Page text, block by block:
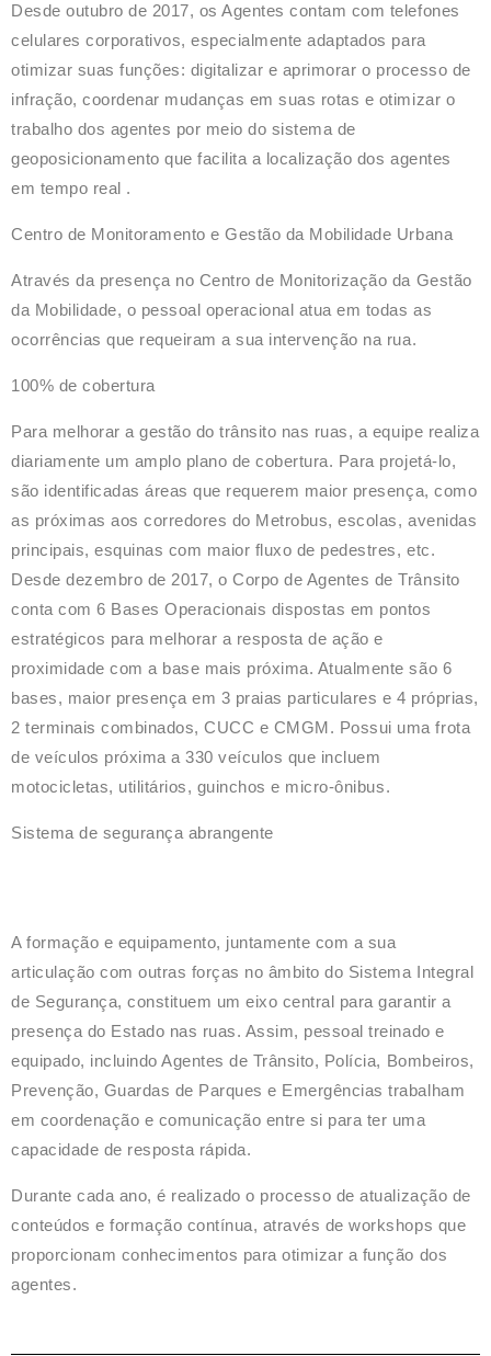
Desde outubro de 2017, os Agentes contam com telefones
celulares corporativos, especialmente adaptados para
otimizar suas funções: digitalizar e aprimorar o processo de
infração, coordenar mudanças em suas rotas e otimizar o
trabalho dos agentes por meio do sistema de
geoposicionamento que facilita a localização dos agentes
em tempo real .
Centro de Monitoramento e Gestão da Mobilidade Urbana
Através da presença no Centro de Monitorização da Gestão
da Mobilidade, o pessoal operacional atua em todas as
ocorrências que requeiram a sua intervenção na rua.
100% de cobertura
Para melhorar a gestão do trânsito nas ruas, a equipe realiza
diariamente um amplo plano de cobertura. Para projetá-lo,
são identificadas áreas que requerem maior presença, como
as próximas aos corredores do Metrobus, escolas, avenidas
principais, esquinas com maior fluxo de pedestres, etc.
Desde dezembro de 2017, o Corpo de Agentes de Trânsito
conta com 6 Bases Operacionais dispostas em pontos
estratégicos para melhorar a resposta de ação e
proximidade com a base mais próxima. Atualmente são 6
bases, maior presença em 3 praias particulares e 4 próprias,
2 terminais combinados, CUCC e CMGM. Possui uma frota
de veículos próxima a 330 veículos que incluem
motocicletas, utilitários, guinchos e micro-ônibus.
Sistema de segurança abrangente
A formação e equipamento, juntamente com a sua
articulação com outras forças no âmbito do Sistema Integral
de Segurança, constituem um eixo central para garantir a
presença do Estado nas ruas. Assim, pessoal treinado e
equipado, incluindo Agentes de Trânsito, Polícia, Bombeiros,
Prevenção, Guardas de Parques e Emergências trabalham
em coordenação e comunicação entre si para ter uma
capacidade de resposta rápida.
Durante cada ano, é realizado o processo de atualização de
conteúdos e formação contínua, através de workshops que
proporcionam conhecimentos para otimizar a função dos
agentes.